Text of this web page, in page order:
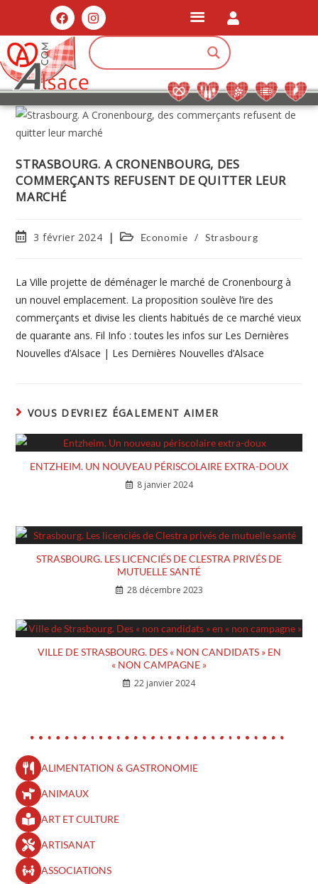
STRASBOURG. A CRONENBOURG, DES
COMMERÇANTS REFUSENT DE QUITTER LEUR
MARCHÉ
3 février 2024 Economie / Strasbourg
La Ville projette de déménager le marché de Cronenbourg à
un nouvel emplacement. La proposition soulève l’ire des
commerçants et divise les clients habitués de ce marché vieux
de quarante ans. Fil Info : toutes les infos sur Les Dernières
Nouvelles d’Alsace | Les Dernières Nouvelles d’Alsace
VOUS DEVRIEZ ÉGALEMENT AIMER
ENTZHEIM. UN NOUVEAU PÉRISCOLAIRE EXTRA-DOUX
8 janvier 2024
STRASBOURG. LES LICENCIÉS DE CLESTRA PRIVÉS DE
MUTUELLE SANTÉ
28 décembre 2023
VILLE DE STRASBOURG. DES « NON CANDIDATS » EN
« NON CAMPAGNE »
22 janvier 2024
ALIMENTATION & GASTRONOMIE
ANIMAUX
ART ET CULTURE
ARTISANAT
ASSOCIATIONS